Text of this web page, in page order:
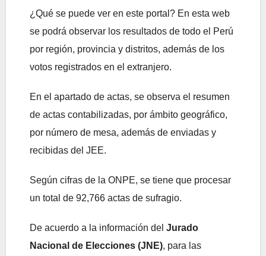
¿Qué se puede ver en este portal? En esta web
se podrá observar los resultados de todo el Perú
por región, provincia y distritos, además de los
votos registrados en el extranjero.
En el apartado de actas, se observa el resumen
de actas contabilizadas, por ámbito geográfico,
por número de mesa, además de enviadas y
recibidas del JEE.
Según cifras de la ONPE, se tiene que procesar
un total de 92,766 actas de sufragio.
De acuerdo a la información del Jurado
Nacional de Elecciones (JNE), para las